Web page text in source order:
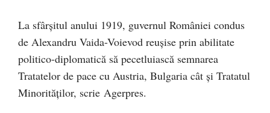
La sfârşitul anului 1919, guvernul României condus
de Alexandru Vaida-Voievod reuşise prin abilitate
politico-diplomatică să pecetluiască semnarea
Tratatelor de pace cu Austria, Bulgaria cât şi Tratatul
Minorităţilor, scrie Agerpres.